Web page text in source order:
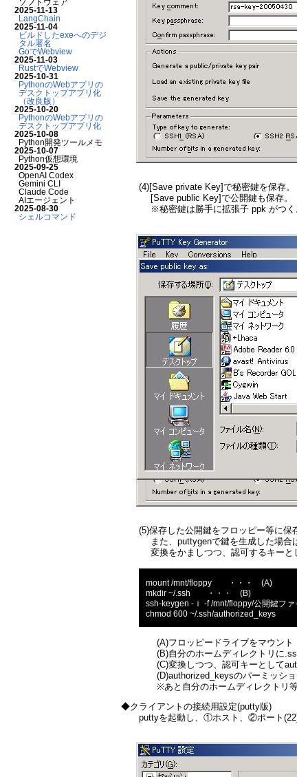
2025-11-13
LangChain
2025-11-04
ビルドしたexeへのデジ
タル署名
GoでWebview
2025-11-03
RustでWebview
2025-10-31
PythonのWebアプリの
デスクトップアプリ化
（改良版）
2025-10-20
PythonのWebアプリの
デスクトップアプリ化
2025-10-08
Python開発ツールメモ
2025-10-07
Python仮想環境
2025-09-25
OpenAI Codex
Gemini CLI
Claude Code
AIエージェント
2025-08-30
シェルコマンド
(4)[Save private Key]で秘密鍵を保存。
[Save public Key]で公開鍵も保存。
※秘密鍵は勝手に拡張子 ppk がつく
(5)保存した公開鍵をフロッピー等に保
また、puttygenで鍵を生成した場合は
変換をかましつつ、認可するキーとし
mount /mnt/floppy ・・・ (A)
mkdir ~/.ssh ・・・ (B)
ssh-keygen -ｉ -f /mnt/floppy/公開鍵
chmod 600 ~/.ssh/
(A)フロッピードライブをマウント
(B)自分のホームディレクトリに.ssh
(C)変換しつつ、認可キーとして
(D)authorized_keysのパーミッショ
※あと自分のホームディレクトリ等の
◆クライアントの接続用設定(putty版)
puttyを起動し、①ホスト、②ポート(22)